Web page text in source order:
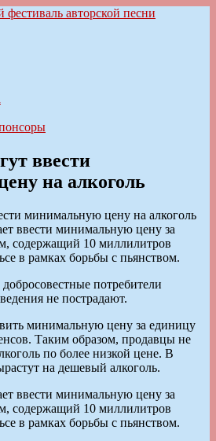
песни
ввести
на алкоголь
ввести минимальную цену за
содержащий 10 миллилитров
в рамках борьбы с пьянством.
потребители
не пострадают.
минимальную цену за единицу
Таким образом, продавцы не
по более низкой цене. В
на дешевый алкоголь.
ввести минимальную цену за
содержащий 10 миллилитров
в рамках борьбы с пьянством.